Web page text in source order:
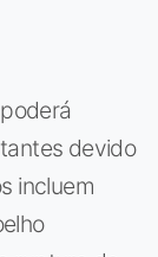
devido
incluem